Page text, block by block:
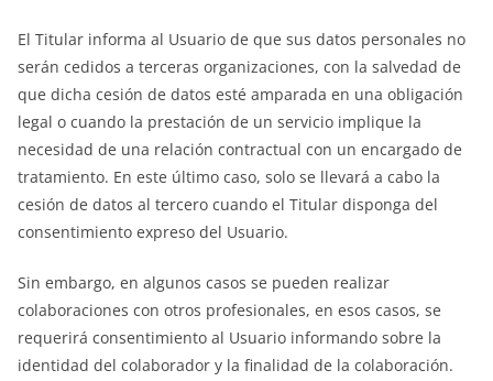
El Titular informa al Usuario de que sus datos personales no
serán cedidos a terceras organizaciones, con la salvedad de
que dicha cesión de datos esté amparada en una obligación
legal o cuando la prestación de un servicio implique la
necesidad de una relación contractual con un encargado de
tratamiento. En este último caso, solo se llevará a cabo la
cesión de datos al tercero cuando el Titular disponga del
consentimiento expreso del Usuario.
Sin embargo, en algunos casos se pueden realizar
colaboraciones con otros profesionales, en esos casos, se
requerirá consentimiento al Usuario informando sobre la
identidad del colaborador y la finalidad de la colaboración.